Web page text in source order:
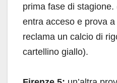
prima fase di stagione.
entra acceso e prova
reclama un calcio di
cartellino giallo).